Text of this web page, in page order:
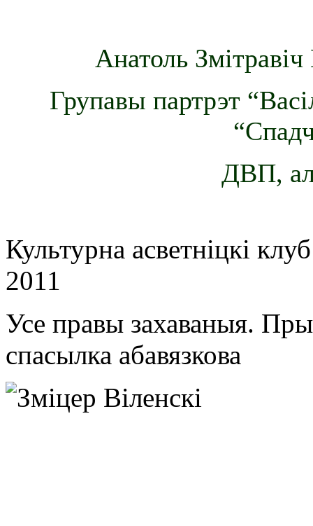
Анатоль
Групавы партрэт
ДВП,
Культурна асветнiцкi
2011
Усе правы захаваныя.
спасылка абавязкова